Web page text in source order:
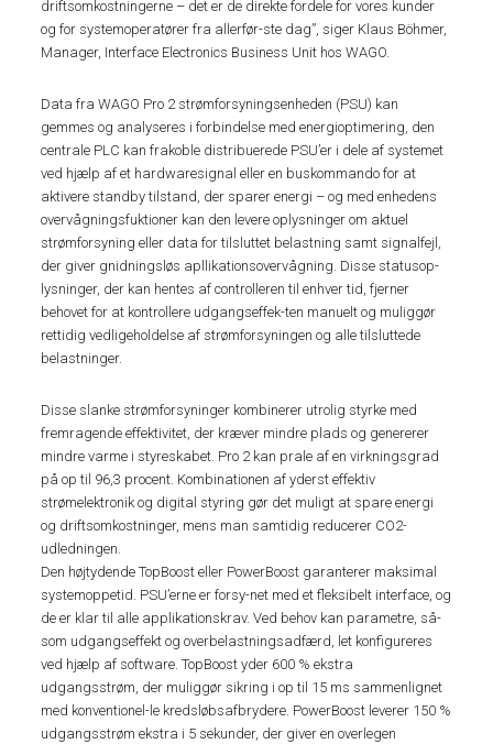
driftsomkostningerne – det er de direkte fordele for vores kunder
og for systemoperatører fra allerfør-ste dag”, siger Klaus Böhmer,
Manager, Interface Electronics Business Unit hos WAGO.
Data fra WAGO Pro 2 strømforsyningsenheden (PSU) kan
gemmes og analyseres i forbindelse med energioptimering, den
centrale PLC kan frakoble distribuerede PSU’er i dele af systemet
ved hjælp af et hardwaresignal eller en buskommando for at
aktivere standby tilstand, der sparer energi – og med enhedens
overvågningsfuktioner kan den levere oplysninger om aktuel
strømforsyning eller data for tilsluttet belastning samt signalfejl,
der giver gnidningsløs apllikationsovervågning. Disse statusop-
lysninger, der kan hentes af controlleren til enhver tid, fjerner
behovet for at kontrollere udgangseffek-ten manuelt og muliggør
rettidig vedligeholdelse af strømforsyningen og alle tilsluttede
belastninger.
Disse slanke strømforsyninger kombinerer utrolig styrke med
fremragende effektivitet, der kræver mindre plads og genererer
mindre varme i styreskabet. Pro 2 kan prale af en virkningsgrad
på op til 96,3 procent. Kombinationen af yderst effektiv
strømelektronik og digital styring gør det muligt at spare energi
og driftsomkostninger, mens man samtidig reducerer CO2-
udledningen.
Den højtydende TopBoost eller PowerBoost garanterer maksimal
systemoppetid. PSU’erne er forsy-net med et fleksibelt interface, og
de er klar til alle applikationskrav. Ved behov kan parametre, så-
som udgangseffekt og overbelastningsadfærd, let konfigureres
ved hjælp af software. TopBoost yder 600 % ekstra
udgangsstrøm, der muliggør sikring i op til 15 ms sammenlignet
med konventionel-le kredsløbsafbrydere. PowerBoost leverer 150 %
udgangsstrøm ekstra i 5 sekunder, der giver en overlegen